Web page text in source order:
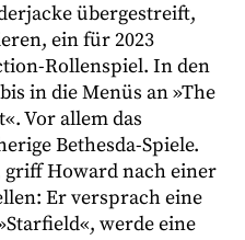
übergestreift,
ein für 2023
Rollenspiel. In den
in die Menüs an »The
Vor allem das
Bethesda-Spiele.
griff Howard nach einer
Er versprach eine
werde eine